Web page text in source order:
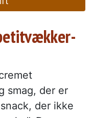
smag, der er
der ikke